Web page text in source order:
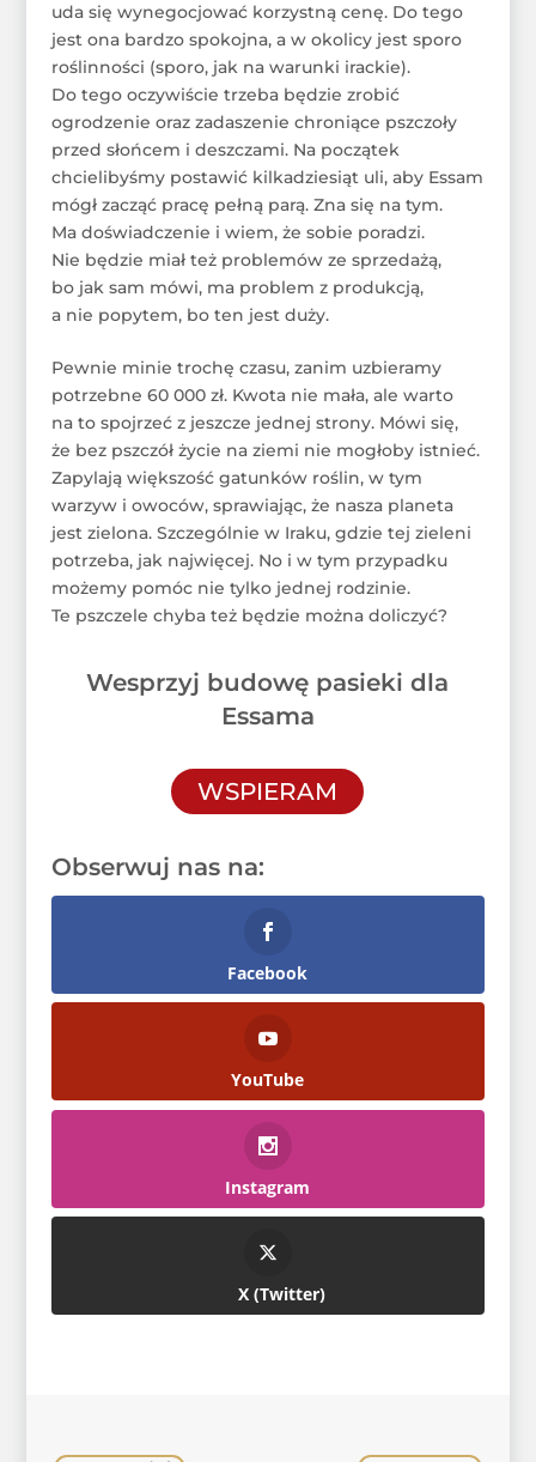
uda się wynegocjować korzystną cenę. Do tego
jest ona bardzo spokojna, a w okolicy jest sporo
roślinności (sporo, jak na warunki irackie).
Do tego oczywiście trzeba będzie zrobić
ogrodzenie oraz zadaszenie chroniące pszczoły
przed słońcem i deszczami. Na początek
chcielibyśmy postawić kilkadziesiąt uli, aby Essam
mógł zacząć pracę pełną parą. Zna się na tym.
Ma doświadczenie i wiem, że sobie poradzi.
Nie będzie miał też problemów ze sprzedażą,
bo jak sam mówi, ma problem z produkcją,
a nie popytem, bo ten jest duży.
Pewnie minie trochę czasu, zanim uzbieramy
potrzebne 60 000 zł. Kwota nie mała, ale warto
na to spojrzeć z jeszcze jednej strony. Mówi się,
że bez pszczół życie na ziemi nie mogłoby istnieć.
Zapylają większość gatunków roślin, w tym
warzyw i owoców, sprawiając, że nasza planeta
jest zielona. Szczególnie w Iraku, gdzie tej zieleni
potrzeba, jak najwięcej. No i w tym przypadku
możemy pomóc nie tylko jednej rodzinie.
Te pszczele chyba też będzie można doliczyć?
Wesprzyj budowę pasieki dla
Essama
WSPIERAM
Obserwuj nas na:
Facebook
YouTube
Instagram
Twitter